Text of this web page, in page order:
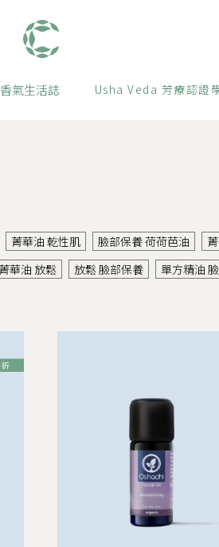
肯園 Canjune
香氣生活誌 Usha Veda 芳療認證
菁華油 乾性肌 臉部保養 荷荷芭油
菁華油 放鬆 放鬆 臉部保養 單方精油